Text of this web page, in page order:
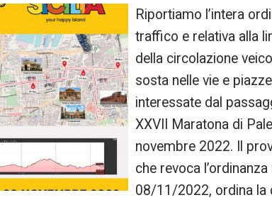
Riportiamo l’intera
traffico e relativa alla
della circolazione
sosta nelle vie e
interessate dal
XXVII Maratona di
novembre 2022. Il
che revoca
08/11/2022, ordina la